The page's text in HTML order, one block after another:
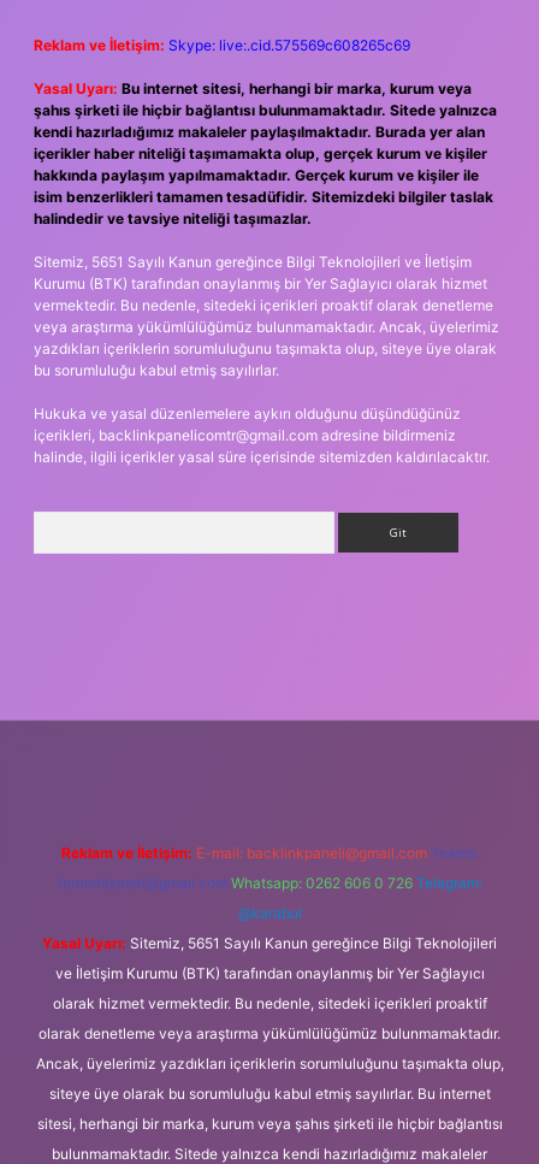
Reklam ve İletişim: Skype: live:.cid.575569c608265c69
Yasal Uyarı: Bu internet sitesi, herhangi bir marka, kurum veya
şahıs şirketi ile hiçbir bağlantısı bulunmamaktadır. Sitede yalnızca
kendi hazırladığımız makaleler paylaşılmaktadır. Burada yer alan
içerikler haber niteliği taşımamakta olup, gerçek kurum ve kişiler
hakkında paylaşım yapılmamaktadır. Gerçek kurum ve kişiler ile
isim benzerlikleri tamamen tesadüfidir. Sitemizdeki bilgiler taslak
halindedir ve tavsiye niteliği taşımazlar.
Sitemiz, 5651 Sayılı Kanun gereğince Bilgi Teknolojileri ve İletişim
Kurumu (BTK) tarafından onaylanmış bir Yer Sağlayıcı olarak hizmet
vermektedir. Bu nedenle, sitedeki içerikleri proaktif olarak denetleme
veya araştırma yükümlülüğümüz bulunmamaktadır. Ancak, üyelerimiz
yazdıkları içeriklerin sorumluluğunu taşımakta olup, siteye üye olarak
bu sorumluluğu kabul etmiş sayılırlar.
Hukuka ve yasal düzenlemelere aykırı olduğunu düşündüğünüz
içerikleri, backlinkpanelicomtr@gmail.com adresine bildirmeniz
halinde, ilgili içerikler yasal süre içerisinde sitemizden kaldırılacaktır.
Reklam ve İletişim: E-mail: backlinkpaneli@gmail.com Teams:
forumhizmeti@gmail.com Whatsapp: 0262 606 0 726 Telegram:
@karabul
Yasal Uyarı: Sitemiz, 5651 Sayılı Kanun gereğince Bilgi Teknolojileri
ve İletişim Kurumu (BTK) tarafından onaylanmış bir Yer Sağlayıcı
olarak hizmet vermektedir. Bu nedenle, sitedeki içerikleri proaktif
olarak denetleme veya araştırma yükümlülüğümüz bulunmamaktadır.
Ancak, üyelerimiz yazdıkları içeriklerin sorumluluğunu taşımakta olup,
siteye üye olarak bu sorumluluğu kabul etmiş sayılırlar. Bu internet
sitesi, herhangi bir marka, kurum veya şahıs şirketi ile hiçbir bağlantısı
bulunmamaktadır. Sitede yalnızca kendi hazırladığımız makaleler